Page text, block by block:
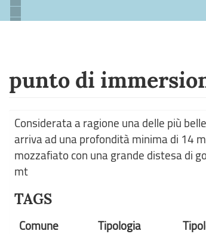
punto di
Considerata a ragione una delle più
arriva ad una profondità minima di 14
mozzafiato con una grande distesa di
mt
TAGS
Comune Tipologia